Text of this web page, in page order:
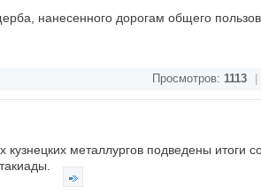
нанесенного дорогам общего
Просмотров: 1113
металлургов подведены итоги